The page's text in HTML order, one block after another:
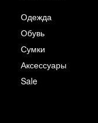
Одежда
Обувь
Сумки
Аксессуары
Sale